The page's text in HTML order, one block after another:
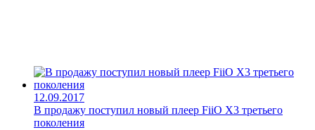
12.09.2017
В продажу поступил новый плеер FiiO X3 третьего
поколения